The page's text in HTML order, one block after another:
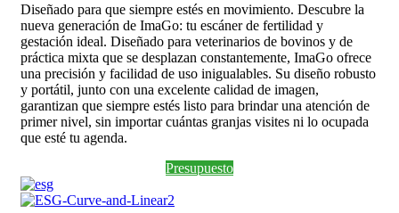
Diseñado para que siempre estés en movimiento. Descubre la
nueva generación de ImaGo: tu escáner de fertilidad y
gestación ideal. Diseñado para veterinarios de bovinos y de
práctica mixta que se desplazan constantemente, ImaGo ofrece
una precisión y facilidad de uso inigualables. Su diseño robusto
y portátil, junto con una excelente calidad de imagen,
garantizan que siempre estés listo para brindar una atención de
primer nivel, sin importar cuántas granjas visites ni lo ocupada
que esté tu agenda.
Presupuesto